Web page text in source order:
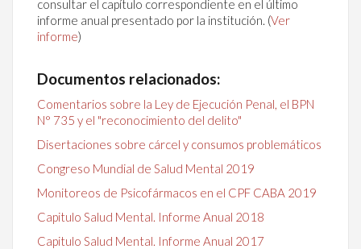
consultar el capítulo correspondiente en el último
informe anual presentado por la institución. (Ver
informe)
Documentos relacionados:
Comentarios sobre la Ley de Ejecución Penal, el BPN
N° 735 y el "reconocimiento del delito"
Disertaciones sobre cárcel y consumos problemáticos
Congreso Mundial de Salud Mental 2019
Monitoreos de Psicofármacos en el CPF CABA 2019
Capitulo Salud Mental. Informe Anual 2018
Capitulo Salud Mental. Informe Anual 2017